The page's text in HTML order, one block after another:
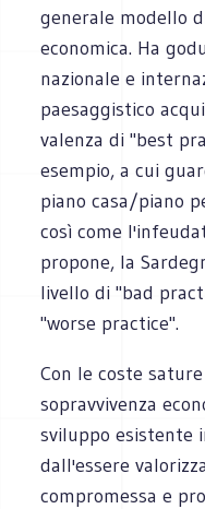
generale modello
economica. Ha
nazionale e
paesaggistico
valenza di "best
esempio, a cui
piano casa/piano
così come
propone, la
livello di "bad
"worse practice".
Con le coste
sopravvivenza
sviluppo esistente
dall'essere
compromessa e